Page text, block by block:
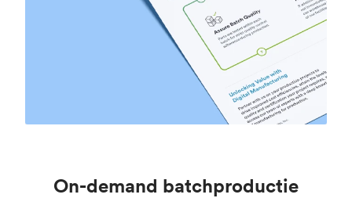
On-demand batchproductie